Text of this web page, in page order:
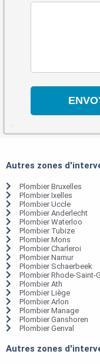
Autres zones
Plombier Bruxelles
Plombier Ixelles
Plombier Uccle
Plombier Anderlecht
Plombier Waterloo
Plombier Tubize
Plombier Mons
Plombier Charleroi
Plombier Namur
Plombier Schaerbeek
Plombier Rhode-Saint-
Plombier Ath
Plombier Liège
Plombier Arlon
Plombier Manage
Plombier Ganshoren
Plombier Genval
Autres zones